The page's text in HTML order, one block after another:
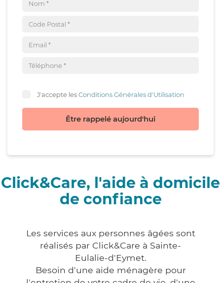
J'accepte lesConditions Générales d'Utilisation
Être rappelé aujourd'hui
Click&Care, l'aide à domicile
de confiance
Les services aux personnes âgées sont
réalisés par Click&Care à Sainte-
Eulalie-d'Eymet.
Besoin d'une aide ménagère pour